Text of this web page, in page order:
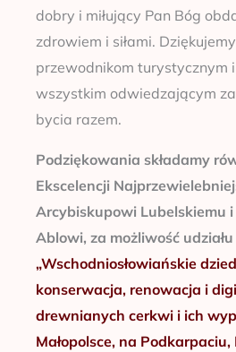
dobry i miłujący Pan Bóg
zdrowiem i siłami.
przewodnikom turystycznym
wszystkim odwiedzającym
bycia razem.
Podziękowania składamy
Ekscelencji
Arcybiskupowi Lubelskiemu i
Ablowi, za możliwość
„Wschodniosłowiańskie
konserwacja, renowacja i
drewnianych cerkwi i ich
Małopolsce, na